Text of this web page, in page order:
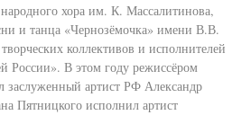
хора им. К. Массалитинова,
и танца «Чернозёмочка» имени В.В.
коллективов и исполнителей
России». В этом году режиссёром
заслуженный артист РФ Александр
Пятницкого исполнил артист